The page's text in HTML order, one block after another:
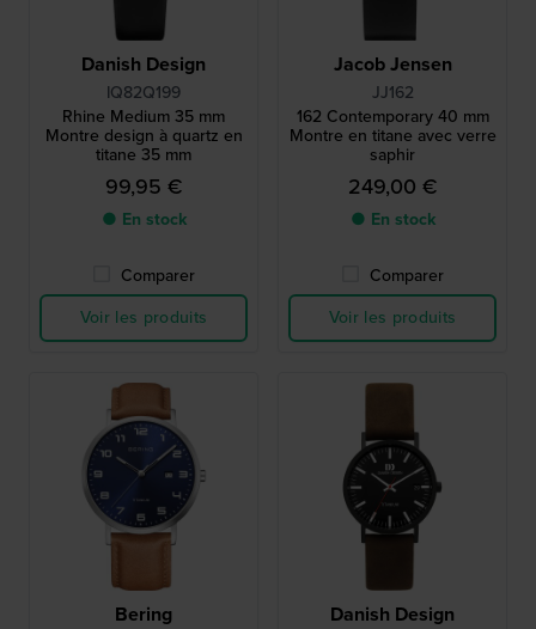
Danish Design
IQ82Q199
Rhine Medium 35 mm
Montre design à quartz en
titane 35 mm
99,95 €
● En stock
Comparer
Voir les produits
Jacob Jensen
JJ162
162 Contemporary 40 mm
Montre en titane avec verre
saphir
249,00 €
● En stock
Comparer
Voir les produits
Bering Danish Design